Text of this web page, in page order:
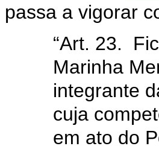
passa a vigorar
“Art. 23.
Marinha
integrante
cuja
em ato do